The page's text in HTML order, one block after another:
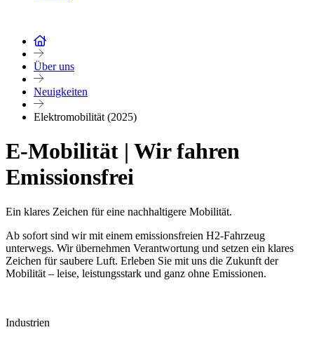
Über uns
Neuigkeiten
Elektromobilität (2025)
E-Mobilität | Wir fahren
Emissionsfrei
Ein klares Zeichen für eine nachhaltigere Mobilität.
Ab sofort sind wir mit einem emissionsfreien H2-Fahrzeug
unterwegs. Wir übernehmen Verantwortung und setzen ein klares
Zeichen für saubere Luft. Erleben Sie mit uns die Zukunft der
Mobilität – leise, leistungsstark und ganz ohne Emissionen.
Industrien